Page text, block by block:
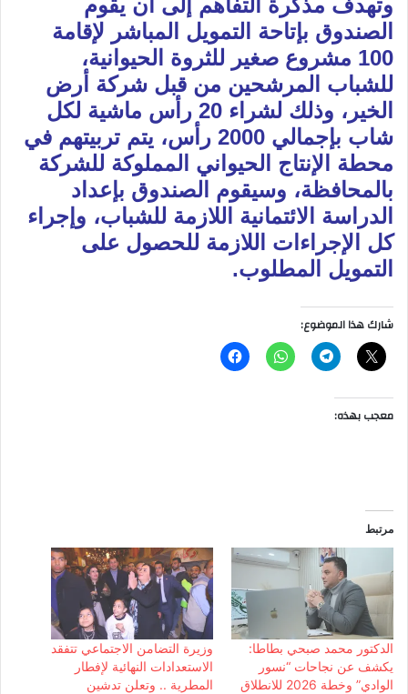
الصندوق بإتاحة التمويل المباشر لإقامة
100 مشروع صغير للثروة الحيوانية،
للشباب المرشحين من قبل شركة أرض
الخير، وذلك لشراء 20 رأس ماشية لكل
شاب بإجمالي 2000 رأس، يتم تربيتهم في
محطة الإنتاج الحيواني المملوكة للشركة
بالمحافظة، وسيقوم الصندوق بإعداد
الدراسة الائتمانية اللازمة للشباب، وإجراء
كل الإجراءات اللازمة للحصول على
التمويل المطلوب.
شارك هذا الموضوع:
معجب بهذه:
مرتبط
الدكتور محمد صبحي بطاطا:
يكشف عن نجاحات “نسور
الوادي” وخطة 2026 للانطلاق
وزيرة التضامن الاجتماعي تتفقد
الاستعدادات النهائية لإفطار
المطرية .. وتعلن تدشين